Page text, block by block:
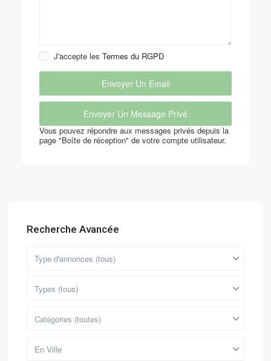
J'accepte lesTermes du RGPD
Vous pouvez répondre aux messages privés depuis la
page "Boîte de réception" de votre compte utilisateur.
Recherche Avancée
Type d'annonces (tous)
Types (tous)
Catégories (toutes)
En Ville